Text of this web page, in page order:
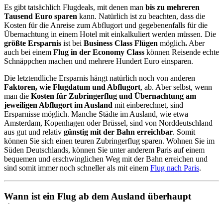
Es gibt tatsächlich Flugdeals, mit denen man bis zu mehreren
Tausend Euro sparen kann. Natürlich ist zu beachten, dass die
Kosten für die Anreise zum Abflugort und gegebenenfalls für die
Übernachtung in einem Hotel mit einkalkuliert werden müssen. Die
größte Ersparnis ist bei Business Class Flügen möglich. Aber
auch bei einem Flug in der Economy Class können Reisende echte
Schnäppchen machen und mehrere Hundert Euro einsparen.
Die letztendliche Ersparnis hängt natürlich noch von anderen
Faktoren, wie Flugdatum und Abflugort, ab. Aber selbst, wenn
man die Kosten für Zubringerflug und Übernachtung am
jeweiligen Abflugort im Ausland mit einberechnet, sind
Ersparnisse möglich. Manche Städte im Ausland, wie etwa
Amsterdam, Kopenhagen oder Brüssel, sind von Norddeutschland
aus gut und relativ günstig mit der Bahn erreichbar. Somit
können Sie sich einen teuren Zubringerflug sparen. Wohnen Sie im
Süden Deutschlands, können Sie unter anderem Paris auf einem
bequemen und erschwinglichen Weg mit der Bahn erreichen und
sind somit immer noch schneller als mit einem Flug nach Paris.
Wann ist ein Flug ab dem Ausland überhaupt